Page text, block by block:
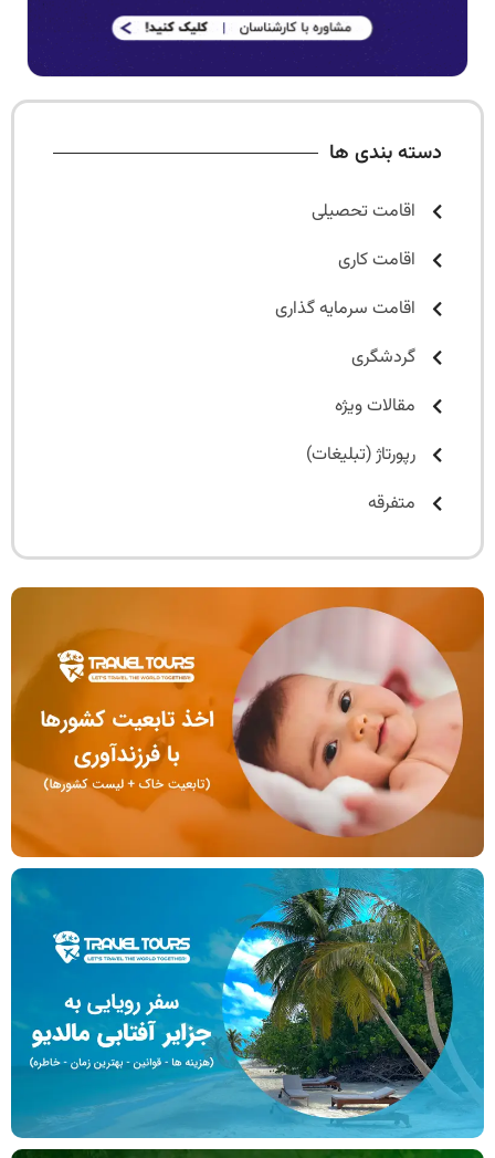
دسته بندی ها
اقامت تحصیلی
اقامت کاری
اقامت سرمایه گذاری
گردشگری
مقالات ویژه
رپورتاژ (تبلیغات)
متفرقه